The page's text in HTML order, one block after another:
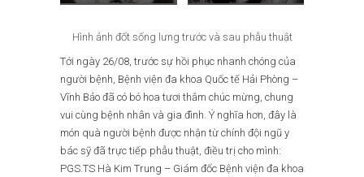
Hình ảnh đốt sống lưng trước và sau phẫu thuật
Tới ngày 26/08, trước sự hồi phục nhanh chóng của
người bệnh, Bệnh viện đa khoa Quốc tế Hải Phòng –
Vĩnh Bảo đã có bó hoa tươi thắm chúc mừng, chung
vui cùng bệnh nhân và gia đình. Ý nghĩa hơn, đây là
món quà người bệnh được nhận từ chính đội ngũ y
bác sỹ đã trực tiếp phẫu thuật, điều trị cho mình:
PGS.TS Hà Kim Trung – Giám đốc Bệnh viện đa khoa